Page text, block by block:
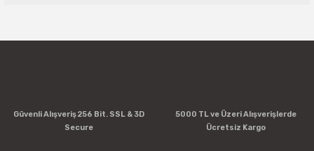
Yorum Yaz
Güvenli Alışveriş 256 Bit. SSL & 3D
Secure
5000 TL ve Üzeri Alışverişlerde
Ücretsiz Kargo